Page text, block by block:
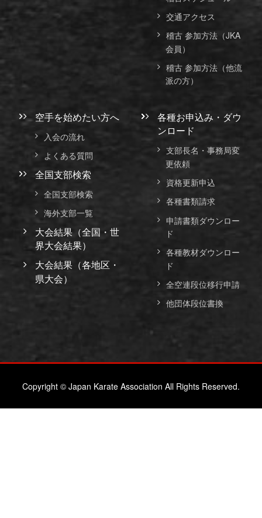
交通アクセス
稽古 参加方法（JKA
会員）
稽古 参加方法（他流
派の方）
空手を始めたい方へ
入会の流れ
よくある質問
全国支部検索
全国支部検索
海外支部一覧
大会結果（全国・世
界大会結果）
大会結果（各地区・
県大会）
各種お申込み・ダウ
ンロード
支部長名・事務局変
更依頼
資格更新申込
各種書類請求
申請書類ダウンロー
ド
各種教材ダウンロー
ド
全空連段位移行申請
他団体段位書換
Copyright © Japan Karate Association All Rights Reserved.